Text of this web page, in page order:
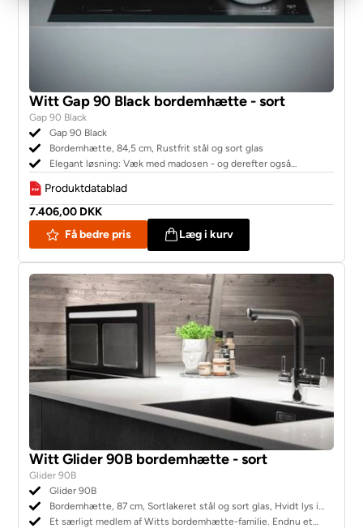
Witt Gap 90 Black bordemhætte - sort
Gap 90 Black
Gap 90 Black
Bordemhætte, 84,5 cm, Rustfrit stål og sort glas
Elegant løsning: Væk med madosen - og derefter også
Produktdatablad
7.406,00 DKK
Få bedre pris
Læg i kurv
Witt Glider 90B bordemhætte - sort
Glider 90B
Glider 90B
Bordemhætte, 87 cm, Sortlakeret stål og sort glas, Hvidt lys i
display, LED-belysning
Et særligt medlem af Witts bordemhætte-familie. Endnu et